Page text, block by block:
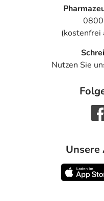
(kostenfrei
Nutzen Sie
Unsere